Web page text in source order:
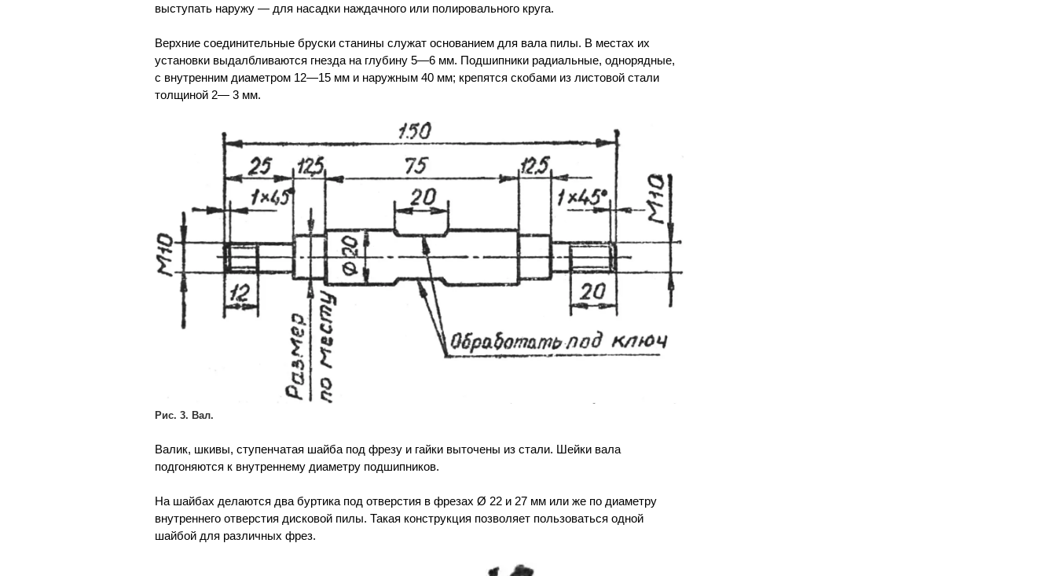
выступать наружу — для насадки наждачного или полировального круга.
Верхние соединительные бруски станины служат основанием для вала пилы. В местах их
установки выдалбливаются гнезда на глубину 5—6 мм. Подшипники радиальные, однорядные,
с внутренним диаметром 12—15 мм и наружным 40 мм; крепятся скобами из листовой стали
толщиной 2— 3 мм.
Рис. 3. Вал.
Валик, шкивы, ступенчатая шайба под фрезу и гайки выточены из стали. Шейки вала
подгоняются к внутреннему диаметру подшипников.
На шайбах делаются два буртика под отверстия в фрезах Ø 22 и 27 мм или же по диаметру
внутреннего отверстия дисковой пилы. Такая конструкция позволяет пользоваться одной
шайбой для различных фрез.